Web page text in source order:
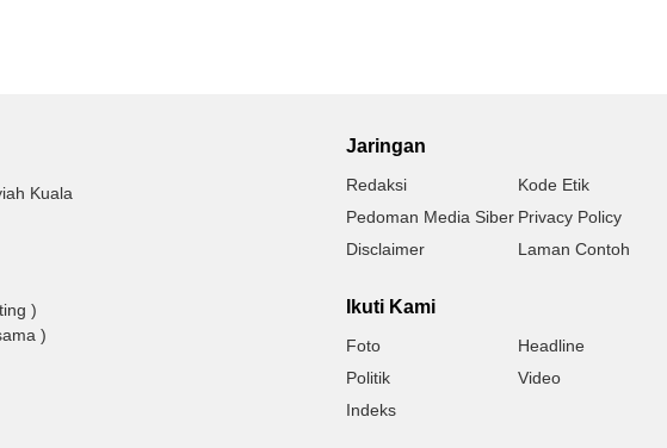
Kuala
)
)
Jaringan
Redaksi Kode Etik
Pedoman Media Siber Privacy Policy
Disclaimer
Laman Contoh
Ikuti Kami
Foto Headline
Politik
Video
Indeks